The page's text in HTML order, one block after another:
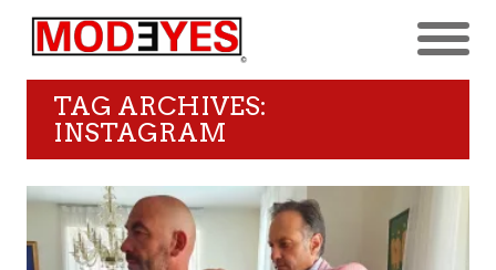
TAG ARCHIVES:
INSTAGRAM